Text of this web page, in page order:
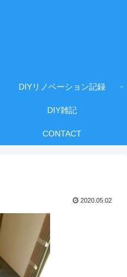
DIYリノベーション記録
DIY雑記
CONTACT
2020.05.02